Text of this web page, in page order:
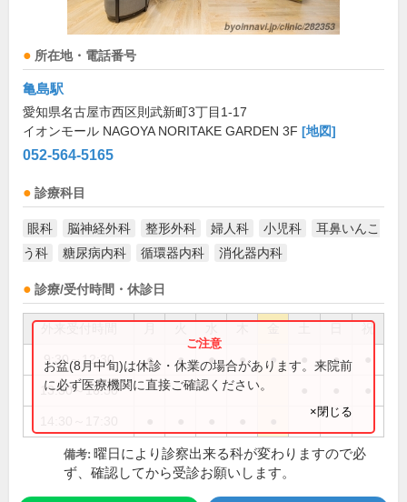
所在地・電話番号
亀島駅
愛知県名古屋市西区則武新町3丁目1-17
イオンモール NAGOYA NORITAKE GARDEN 3F [地図]
052-564-5165
診療科目
眼科 脳神経外科 整形外科 婦人科 小児科
耳鼻いんこ
う科
糖尿病内科 循環器内科 消化器内科
診療/受付時間・休診日
祝
9:30～12:30 ● ● ● ● ● ●
13:30～16:30
お盆(8月中旬)は休診・休業の場合があります。来院前
に必ず医療機関に直接ご確認ください。
×閉じる
備考: 曜日により診察出来る科が変わりますので必
ず、確認してから受診お願いします。